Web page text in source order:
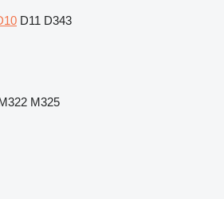
D11 D343
M325